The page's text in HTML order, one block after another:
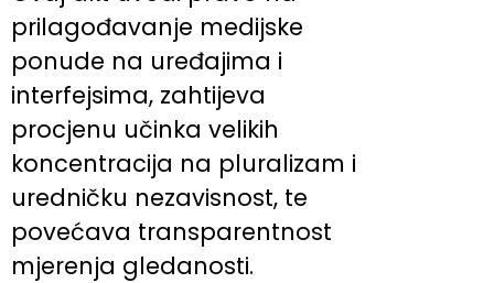
prilagođavanje medijske
ponude na uređajima i
interfejsima, zahtijeva
procjenu učinka velikih
koncentracija na pluralizam i
uredničku nezavisnost, te
povećava transparentnost
mjerenja gledanosti.